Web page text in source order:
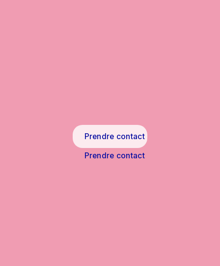
Prendre contact
Prendre contact